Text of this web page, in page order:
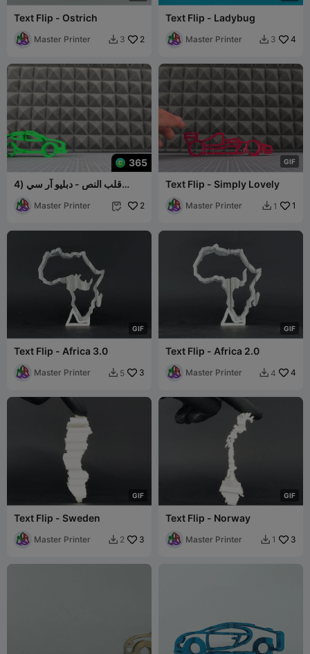
Text Flip - Ostrich
Master Printer  3 2
Text Flip - Ladybug
Master Printer  3 4
365
قلب النص - دبليو آر سي (4
Master Printer  2
GIF
Text Flip - Simply Lovely
Master Printer  1 1
GIF
Text Flip - Africa 3.0
Master Printer  5 3
GIF
Text Flip - Africa 2.0
Master Printer  4 4
GIF
Text Flip - Sweden
Master Printer  2 3
GIF
Text Flip - Norway
Master Printer  1 3